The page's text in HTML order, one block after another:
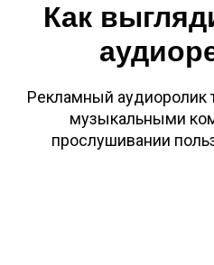
Как
Рекламный аудиоролик
музыкальными
прослушивании